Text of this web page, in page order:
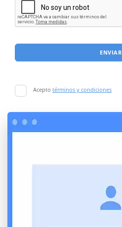
ENVIAR
Acepto términos y condiciones